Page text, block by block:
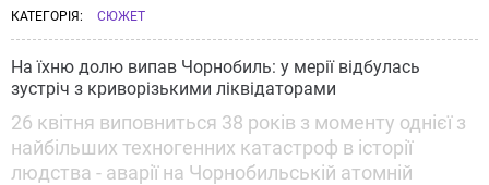
КАТЕГОРІЯ: СЮЖЕТ
На їхню долю випав Чорнобиль: у мерії відбулась
зустріч з криворізькими ліквідаторами
26 квітня виповниться 38 років з моменту однієї з
найбільших техногенних катастроф в історії
людства - аварії на Чорнобильській атомній